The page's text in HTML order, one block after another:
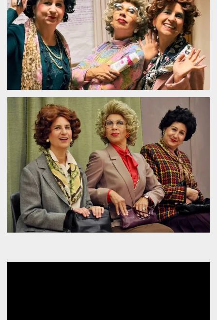
wordpress_test_cookie
Automattic
.oooh.events
Sessione
Cookie di
Wordpress,
verifica che il
browser accetti i
cookie.
PHPSESSID
PHP.net
oooh.events
Sessione
Cookie
generato da
applicazioni
basate sul
linguaggio PHP.
Si tratta di un
identificatore
mantenere le
variabili di
sessione utente.
Normalmente è
un numero
generato in
modo casuale, il
modo in cui
viene utilizzato
può essere
specifico per il
sito, ma un
buon esempio è
mantenere uno
stato di accesso
per un utente
tra le pagine.
m
Stripe
1 anno 1
Questo cookie
l'ottimizzazione